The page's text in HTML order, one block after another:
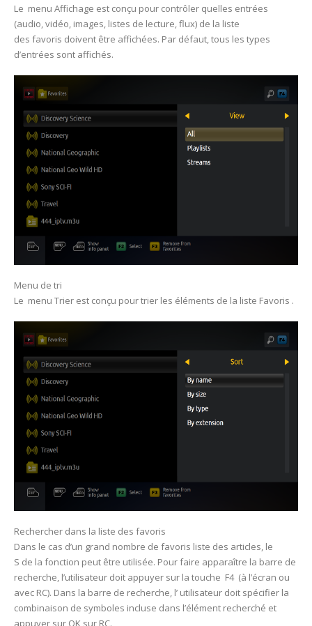
Le menu Affichage est conçu pour contrôler quelles entrées
(audio, vidéo, images, listes de lecture, flux) de la liste
des favoris doivent être affichées. Par défaut, tous les types
d’entrées sont affichés.
Menu de tri
Le menu Trier est conçu pour trier les éléments de la liste Favoris .
Rechercher dans la liste des favoris
Dans le cas d’un grand nombre de favoris liste des articles, le
S de la fonction peut être utilisée. Pour faire apparaître la barre de
recherche, l’utilisateur doit appuyer sur la touche F4 (à l’écran ou
avec RC). Dans la barre de recherche, l’ utilisateur doit spécifier la
combinaison de symboles incluse dans l’élément recherché et
appuyer sur OK sur RC.